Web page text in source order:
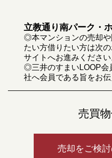
立教通り南パーク・
◎本マンションの売却
たい方借りたい方は次
サイトへお進みください
◎三井のすまいLOOP会
社へ会員である旨をお
売買
売却をご検